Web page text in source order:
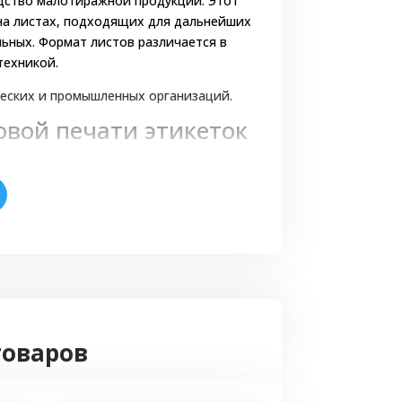
листах, подходящих для дальнейших
Формат листов различается в
и промышленных организаций.
печати этикеток
технологией. Печатное
на печать из электронных